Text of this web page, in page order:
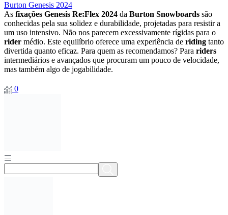
Burton Genesis 2024
As fixações Genesis Re:Flex 2024 da Burton Snowboards são
conhecidas pela sua solidez e durabilidade, projetadas para resistir a
um uso intensivo. Não nos parecem excessivamente rígidas para o
rider médio. Este equilíbrio oferece uma experiência de riding tanto
divertida quanto eficaz. Para quem as recomendamos? Para riders
intermediários e avançados que procuram um pouco de velocidade,
mas também algo de jogabilidade.
0